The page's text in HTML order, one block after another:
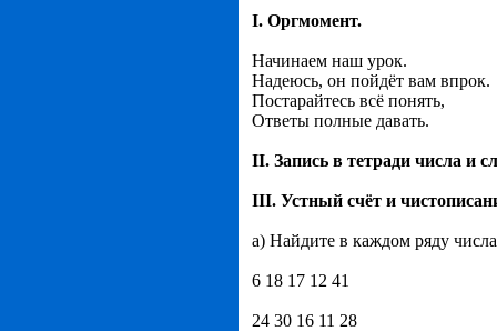
I. Оргмомент.
Начинаем наш урок.
Надеюсь, он пойдёт вам впрок.
Постарайтесь всё понять,
Ответы полные давать.
II. Запись в тетради числа и
III. Устный счёт и
а) Найдите в каждом ряду
6 18 17 12 41
24 30 16 11 28